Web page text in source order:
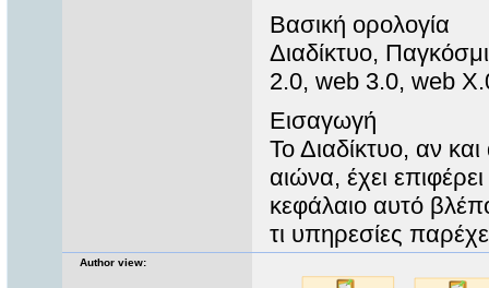
Βασική ορολογία
Διαδίκτυο,
2.0, web 3.0, web
Εισαγωγή
Το Διαδίκτυο, αν
αιώνα, έχει
κεφάλαιο αυτό
τι υπηρεσίες
Author view: